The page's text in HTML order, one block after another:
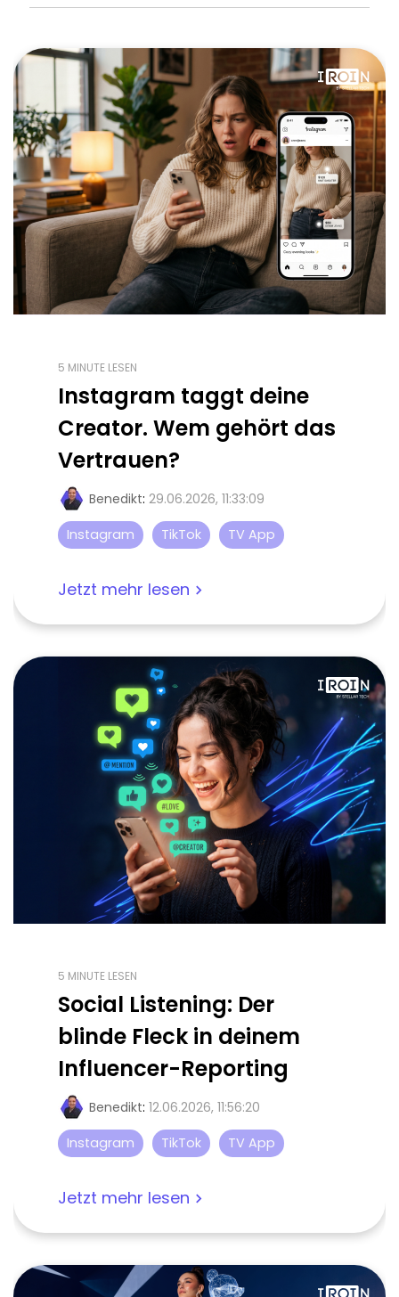
5 MINUTE LESEN
Instagram taggt deine
Creator. Wem gehört das
Vertrauen?
Benedikt: 29.06.2026, 11:33:09
Instagram
TikTok TV App
Jetzt mehr lesen
5 MINUTE LESEN
Social Listening: Der
blinde Fleck in deinem
Influencer-Reporting
Benedikt: 12.06.2026, 11:56:20
Instagram
TikTok TV App
Jetzt mehr lesen